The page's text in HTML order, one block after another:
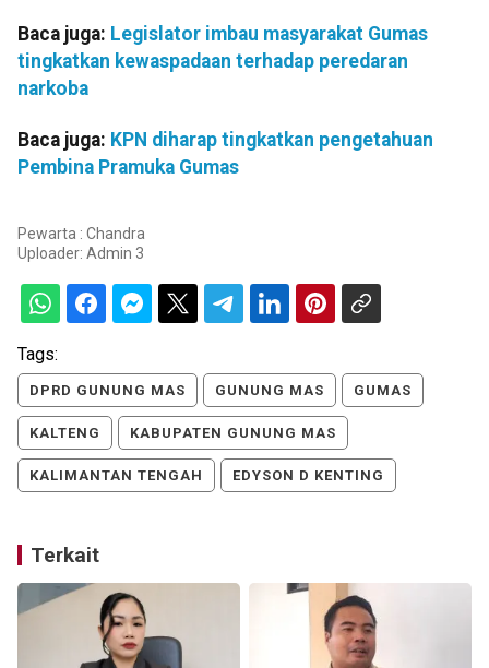
Baca juga: Legislator imbau masyarakat Gumas
tingkatkan kewaspadaan terhadap peredaran
narkoba
Baca juga: KPN diharap tingkatkan pengetahuan
Pembina Pramuka Gumas
Pewarta : Chandra
Uploader: Admin 3
Tags:
DPRD GUNUNG MAS GUNUNG MAS GUMAS
KALTENG KABUPATEN GUNUNG MAS
KALIMANTAN TENGAH EDYSON D KENTING
Terkait